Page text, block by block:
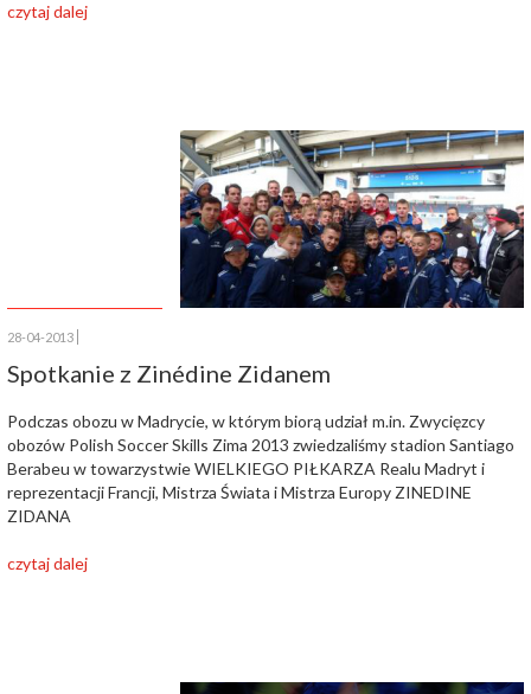
czytaj dalej
28-04-2013
Spotkanie z Zinédine Zidanem
Podczas obozu w Madrycie, w którym biorą udział m.in. Zwycięzcy
obozów Polish Soccer Skills Zima 2013 zwiedzaliśmy stadion Santiago
Berabeu w towarzystwie WIELKIEGO PIŁKARZA Realu Madryt i
reprezentacji Francji, Mistrza Świata i Mistrza Europy ZINEDINE
ZIDANA
czytaj dalej